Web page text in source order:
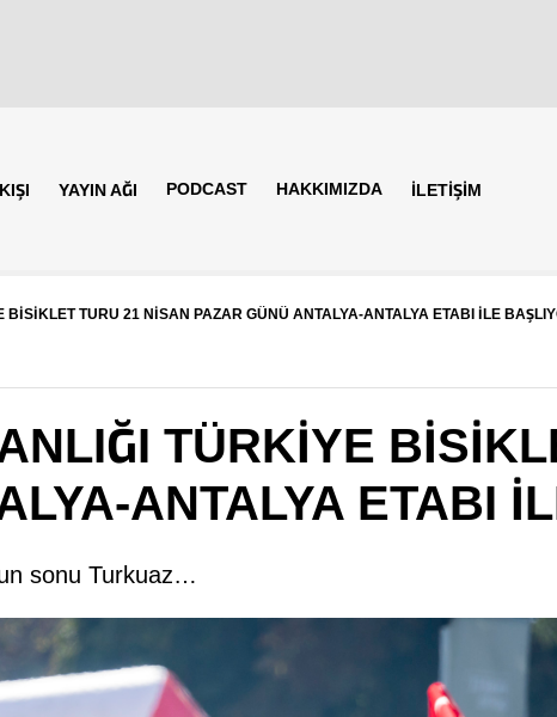
YAYIN AĞI PODCAST HAKKIMIZDA İLETİŞİM
TURU 21 NİSAN PAZAR GÜNÜ ANTALYA-ANTALYA ETABI İLE
TÜRKİYE
ANTALYA ETABI
sonu Turkuaz…